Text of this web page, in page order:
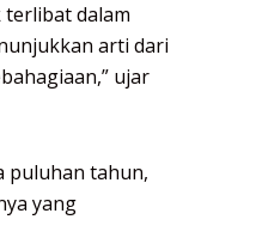
dalam
arti dari
ujar
puluhan tahun,
yang